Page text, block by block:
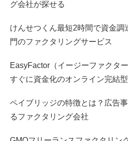
グ会社が探せる
けんせつくん最短2時間で資金調
門のファクタリングサービス
EasyFactor（イージーファクタ
すぐに資金化のオンライン完結型
ペイブリッジの特徴とは？広告
るファクタリング会社